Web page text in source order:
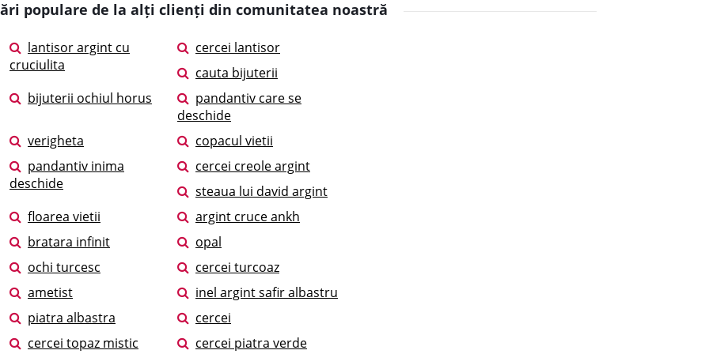
populare de la alți clienți din comunitatea noastră
lantisor argint cu
cruciulita
cercei lantisor
cauta bijuterii
bijuterii ochiul horus
pandantiv care se
deschide
verigheta
copacul vietii
pandantiv inima
deschide
cercei creole argint
steaua lui david argint
floarea vietii
argint cruce ankh
bratara infinit
opal
ochi turcesc
cercei turcoaz
ametist
inel argint safir albastru
piatra albastra
cercei
cercei topaz mistic
cercei piatra verde